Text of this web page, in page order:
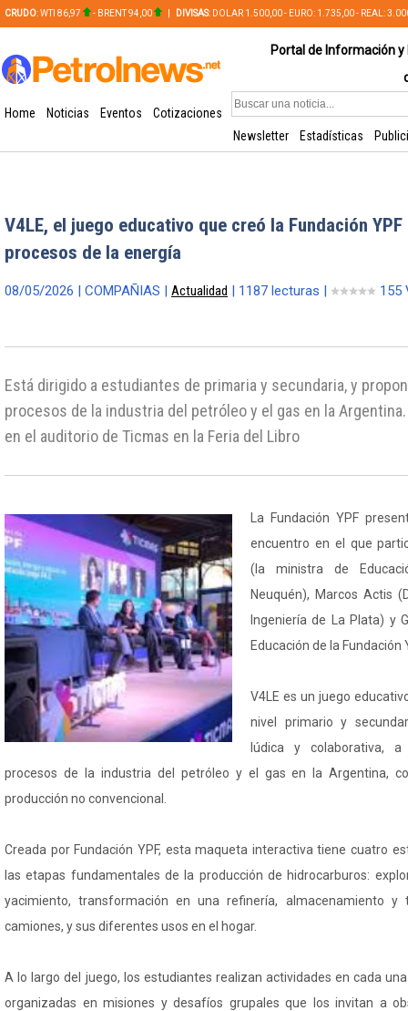
CRUDO: WTI 86,97 - BRENT 94,00 DIVISAS: DOLAR 1.500,00 - EURO: 1.735,00 - REAL:
Portal de Información
Home Noticias Eventos
Cotizaciones
Newsletter
Estadísticas
V4LE, el juego educativo que creó la Fundación
procesos de la energía
08/05/2026 | COMPAÑIAS | Actualidad | 1187 lecturas | 155
Está dirigido a estudiantes de primaria y secundaria, y
procesos de la industria del petróleo y el gas en la
en el auditorio de Ticmas en la Feria del Libro
La Fundación YPF
encuentro en el que
(la ministra de
Neuquén), Marcos Actis
Ingeniería de La Plata) y
Educación de la Fundación
V4LE es un juego
nivel primario y
lúdica y colaborativa,
procesos de la industria del petróleo y el gas en la Argentina,
producción no convencional.
Creada por Fundación YPF, esta maqueta interactiva tiene cuatro
las etapas fundamentales de la producción de hidrocarburos:
yacimiento, transformación en una refinería, almacenamiento
camiones, y sus diferentes usos en el hogar.
A lo largo del juego, los estudiantes realizan actividades en cada
organizadas en misiones y desafíos grupales que los invitan a